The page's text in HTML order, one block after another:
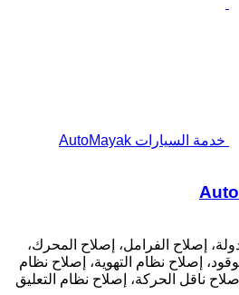
خدمة السيارات AutoMayak
إصلاح الفرامل، إصلاح المحرك،
إصلاح نظام التهوية، إصلاح نظام
ناقل الحركة، إصلاح نظام التعليق